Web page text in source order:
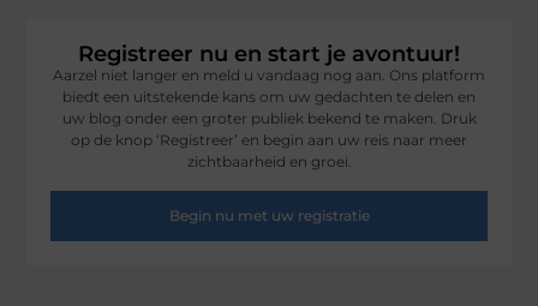
Registreer nu en start je avontuur!
Aarzel niet langer en meld u vandaag nog aan. Ons platform
biedt een uitstekende kans om uw gedachten te delen en
uw blog onder een groter publiek bekend te maken. Druk
op de knop ‘Registreer’ en begin aan uw reis naar meer
zichtbaarheid en groei.
Begin nu met uw registratie